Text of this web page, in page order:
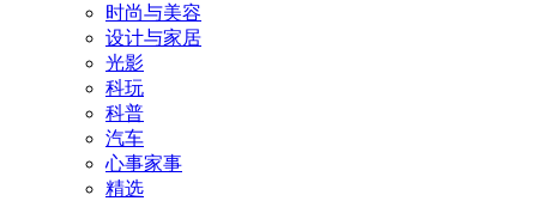
时尚与美容
设计与家居
光影
科玩
科普
汽车
心事家事
精选